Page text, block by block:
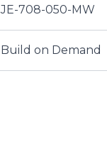
JE-708-050-MW
Build on Demand